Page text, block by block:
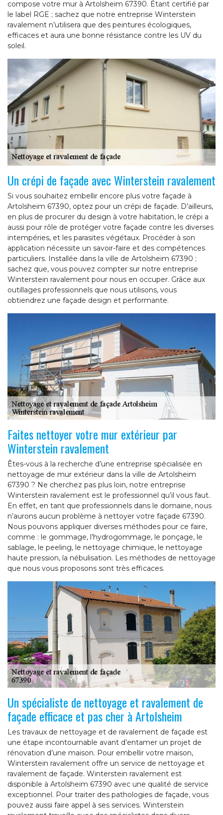
compose votre mur à Artolsheim 67390. Étant certifié par
le label RGE ; sachez que notre entreprise Winterstein
ravalement n’utilisera que des peintures écologiques,
efficaces et aura une bonne résistance contre les UV du
soleil.
Un crépi de façade avec Winterstein ravalement
Si vous souhaitez embellir encore plus votre façade à
Artolsheim 67390, optez pour un crépi de façade. D’ailleurs,
en plus de procurer du design à votre habitation, le crépi a
aussi pour rôle de protéger votre façade contre les diverses
intempéries, et les parasites végétaux. Procéder à son
application nécessite un savoir-faire et des compétences
particuliers. Installée dans la ville de Artolsheim 67390 ;
sachez que, vous pouvez compter sur notre entreprise
Winterstein ravalement pour nous en occuper. Grâce aux
outillages professionnels que nous utilisons, vous
obtiendrez une façade design et performante.
Faites nettoyer votre mur extérieur par
Winterstein ravalement
Êtes-vous à la recherche d’une entreprise spécialisée en
nettoyage de mur extérieur dans la ville de Artolsheim
67390 ? Ne cherchez pas plus loin, notre entreprise
Winterstein ravalement est le professionnel qu’il vous faut.
En effet, en tant que professionnels dans le domaine, nous
n’aurons aucun problème à nettoyer votre façade 67390.
Nous pouvons appliquer diverses méthodes pour ce faire,
comme : le gommage, l’hydrogommage, le ponçage, le
sablage, le peeling, le nettoyage chimique, le nettoyage
haute pression, la nébulisation. Les méthodes de nettoyage
que nous vous proposons sont très efficaces.
Un spécialiste de nettoyage et ravalement de
façade efficace et pas cher à Artolsheim
Les travaux de nettoyage et de ravalement de façade est
une étape incontournable avant d’entamer un projet de
rénovation d’une maison. Pour embellir votre maison,
Winterstein ravalement offre un service de nettoyage et
ravalement de façade. Winterstein ravalement est
disponible à Artolsheim 67390 avec une qualité de service
exceptionnel. Pour traiter des pathologies de façade, vous
pouvez aussi faire appel à ses services. Winterstein